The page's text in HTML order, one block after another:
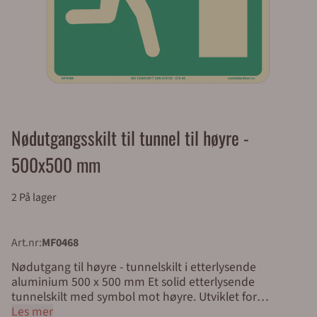
Nødutgangsskilt til tunnel til høyre -
500x500 mm
2 På lager
Art.nr:MF0468
Nødutgang til høyre - tunnelskilt i etterlysende
aluminium 500 x 500 mm Et solid etterlysende
tunnelskilt med symbol mot høyre. Utviklet for
rømningsveier i tunnel, synlig også i mørke og røykfylte
Les mer